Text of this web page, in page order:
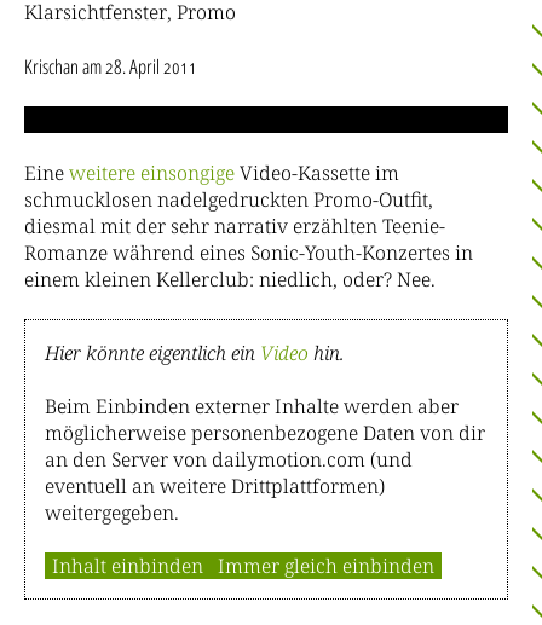
Klarsichtfenster, Promo
Krischanam28. April 2011
Eineweitere einsongigeVideo-Kassette im
schmucklosen nadelgedruckten Promo-Outfit,
diesmal mit der sehr narrativ erzählten Teenie-
Romanze während eines Sonic-Youth-Konzertes in
einem kleinen Kellerclub: niedlich, oder? Nee.
Hier könnte eigentlich ein Video hin.
Beim Einbinden externer Inhalte werden aber
möglicherweise personenbezogene Daten von dir
an den Server von dailymotion.com (und
eventuell an weitere Drittplattformen)
weitergegeben.
Inhalt einbinden Immer gleich einbinden